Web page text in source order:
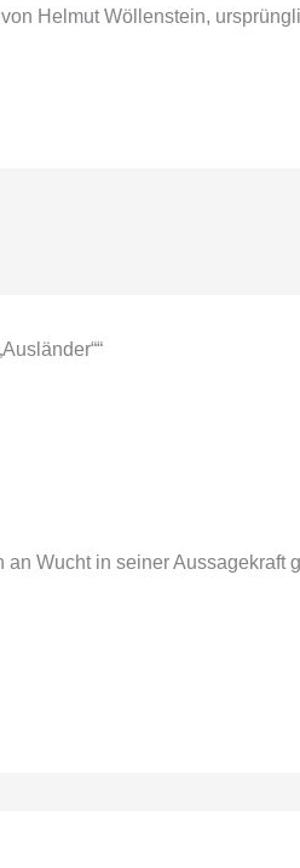
Helmut Wöllenstein,
Wucht in seiner Aussagekraft